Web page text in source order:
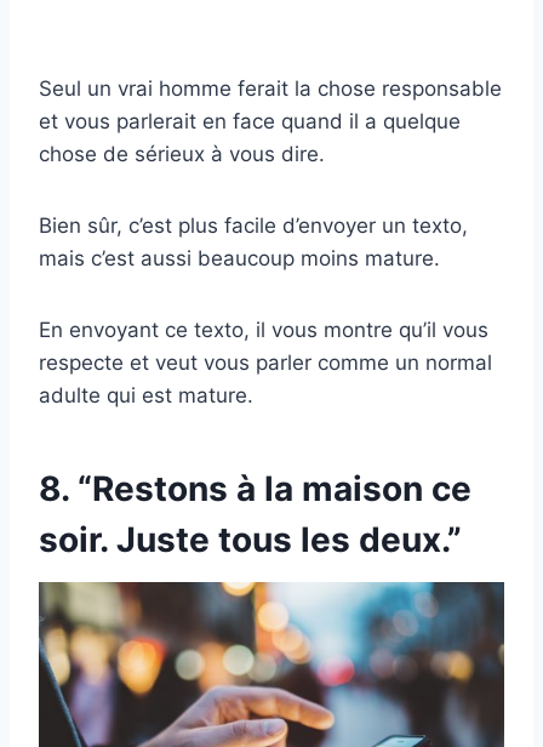
Seul un vrai homme ferait la chose responsable
et vous parlerait en face quand il a quelque
chose de sérieux à vous dire.
Bien sûr, c’est plus facile d’envoyer un texto,
mais c’est aussi beaucoup moins mature.
En envoyant ce texto, il vous montre qu’il vous
respecte et veut vous parler comme un normal
adulte qui est mature.
8. “Restons à la maison ce
soir. Juste tous les deux.”